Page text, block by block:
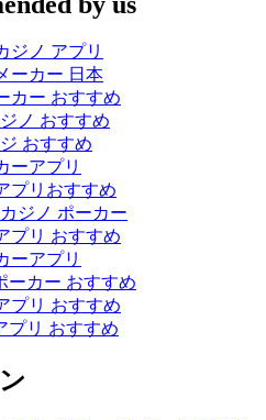
ジノ アプリ
ーカー 日本
カー おすすめ
ノ おすすめ
おすすめ
ーアプリ
プリおすすめ
ジノ ポーカー
プリ おすすめ
ーアプリ
ーカー おすすめ
プリ おすすめ
プリ おすすめ